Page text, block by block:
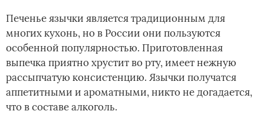
Печенье язычки является традиционным для
многих кухонь, но в России они пользуются
особенной популярностью. Приготовленная
выпечка приятно хрустит во рту, имеет нежную
рассыпчатую консистенцию. Язычки получатся
аппетитными и ароматными, никто не догадается,
что в составе алкоголь.